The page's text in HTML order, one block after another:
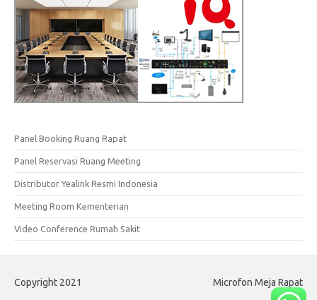
Panel Booking Ruang Rapat
Panel Reservasi Ruang Meeting
Distributor Yealink Resmi Indonesia
Meeting Room Kementerian
Video Conference Rumah Sakit
Copyright 2021 Microfon Meja Rapat